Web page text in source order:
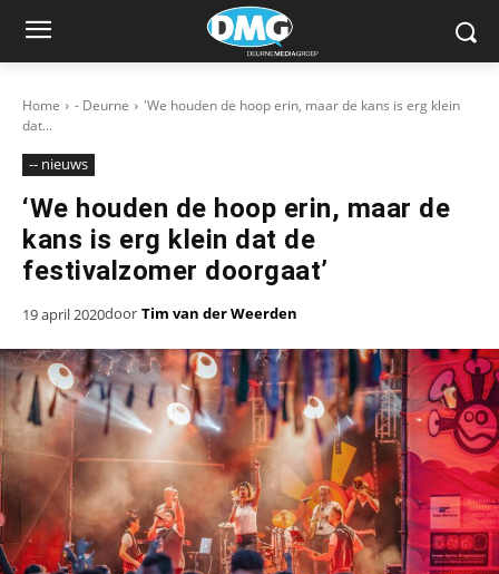
Home - Deurne
'We houden de hoop erin, maar de kans is erg klein
dat...
-- nieuws
‘We houden de hoop erin, maar de
kans is erg klein dat de
festivalzomer doorgaat’
19 april 2020door Tim van der Weerden